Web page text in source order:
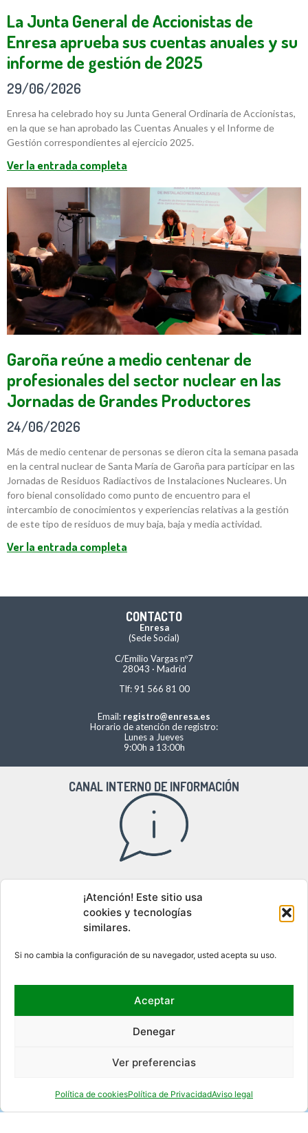
¡Atención! Este sitio usa
cookies y tecnologías
similares.
Si no cambia la configuración de su navegador, usted acepta su uso.
Aceptar
Denegar
Ver preferencias
Política de cookiesPolítica de PrivacidadAviso legal
La Junta General de Accionistas de
Enresa aprueba sus cuentas anuales y su
informe de gestión de 2025
29/06/2026
Enresa ha celebrado hoy su Junta General Ordinaria de Accionistas,
en la que se han aprobado las Cuentas Anuales y el Informe de
Gestión correspondientes al ejercicio 2025.
Ver la entrada completa
Garoña reúne a medio centenar de
profesionales del sector nuclear en las
Jornadas de Grandes Productores
24/06/2026
Más de medio centenar de personas se dieron cita la semana pasada
en la central nuclear de Santa María de Garoña para participar en las
Jornadas de Residuos Radiactivos de Instalaciones Nucleares. Un
foro bienal consolidado como punto de encuentro para el
intercambio de conocimientos y experiencias relativas a la gestión
de este tipo de residuos de muy baja, baja y media actividad.
Ver la entrada completa
CONTACTO
Enresa
(Sede Social)
C/Emilio Vargas nº7
28043 · Madrid
Tlf: 91 566 81 00
Email: registro@enresa.es
Horario de atención de registro:
Lunes a Jueves
9:00h a 13:00h
CANAL INTERNO DE INFORMACIÓN
Acceso al canal interno de información
DÓNDE ESTAMOS